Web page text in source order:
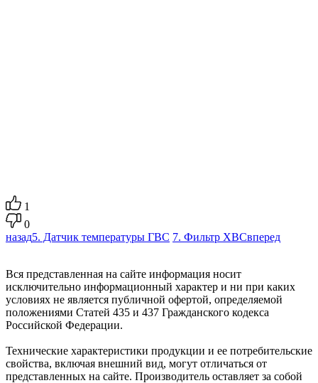
1
0
назад5. Датчик температуры ГВС 7. Фильтр ХВСвперед
Вся представленная на сайте информация носит
исключительно информационный характер и ни при каких
условиях не является публичной офертой, определяемой
положениями Статей 435 и 437 Гражданского кодекса
Российской Федерации.
Технические характеристики продукции и ее потребительские
свойства, включая внешний вид, могут отличаться от
представленных на сайте. Производитель оставляет за собой